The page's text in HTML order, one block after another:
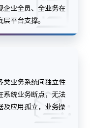
企业全员、全业务在
平台支撑。
类业务系统间独立性
系统业务断点，无法
及应用孤立，业务操